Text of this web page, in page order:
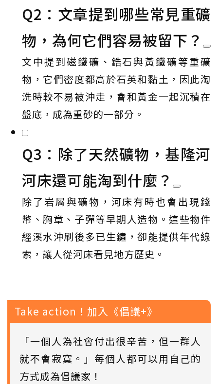
Q2：文章提到哪些常見重礦
物，為何它們容易被留下？
文中提到磁鐵礦、鋯石與黃鐵礦等重礦
物，它們密度都高於石英和黏土，因此淘
洗時較不易被沖走，會和黃金一起沉積在
盤底，成為重砂的一部分。
Q3：除了天然礦物，基隆河
河床還可能淘到什麼？
除了岩屑與礦物，河床有時也會出現錢
幣、胸章、子彈等早期人造物。這些物件
經溪水沖刷後多已生鏽，卻能提供年代線
索，讓人從河床看見地方歷史。
Take action！加入《倡議+》
「一個人為社會付出很辛苦，但一群人
就不會寂寞。」每個人都可以用自己的
方式成為倡議家！